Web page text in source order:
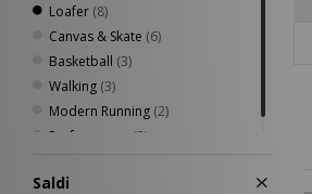
Loafer (8)
Canvas & Skate (6)
Basketball (3)
Walking (3)
Modern Running (2)
Performance
(2)
Saldi